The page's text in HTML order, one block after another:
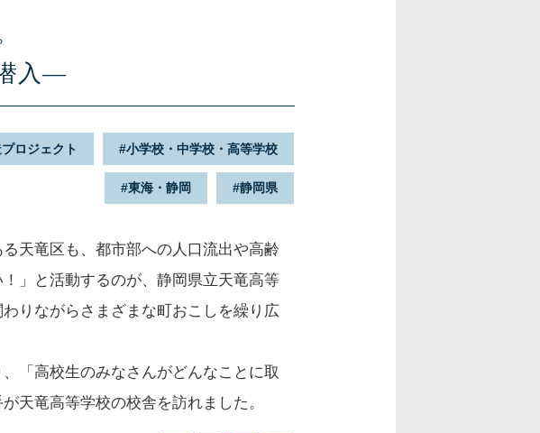
入―
ロジェクト 小学校・中学校・高等学校
東海・静岡 静岡県
天竜区も、都市部への人口流出や高齢
」と活動するのが、静岡県立天竜高等
りながらさまざまな町おこしを繰り広
「高校生のみなさんがどんなことに取
天竜高等学校の校舎を訪れました。